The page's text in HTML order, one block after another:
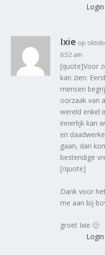
Ixie op
6:52 am
[quote]Voor
kan zien:
mensen
oorzaak van
wereld enkel
innerlijk kan
en
gaan, dan
bestendige
[/quote]
Dank voor
me aan bij
groet Ixie 🙂